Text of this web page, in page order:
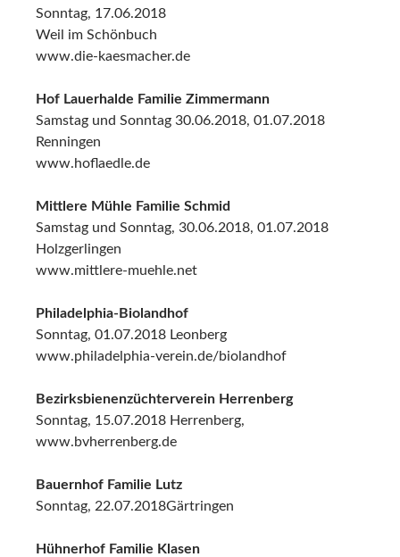
Sonntag, 17.06.2018
Weil im Schönbuch
www.die-kaesmacher.de
Hof Lauerhalde Familie Zimmermann
Samstag und Sonntag 30.06.2018, 01.07.2018
Renningen
www.hoflaedle.de
Mittlere Mühle Familie Schmid
Samstag und Sonntag, 30.06.2018, 01.07.2018
Holzgerlingen
www.mittlere-muehle.net
Philadelphia-Biolandhof
Sonntag, 01.07.2018 Leonberg
www.philadelphia-verein.de/biolandhof
Bezirksbienenzüchterverein Herrenberg
Sonntag, 15.07.2018 Herrenberg,
www.bvherrenberg.de
Bauernhof Familie Lutz
Sonntag, 22.07.2018Gärtringen
Hühnerhof Familie Klasen